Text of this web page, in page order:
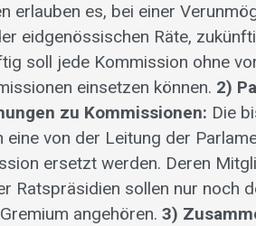
erlauben es, bei einer
eidgenössischen Räte,
soll jede Kommission ohne
einsetzen können. 2)
zu Kommissionen: Die
von der Leitung der
ersetzt werden. Deren
Ratspräsidien sollen nur noch
angehören.3)